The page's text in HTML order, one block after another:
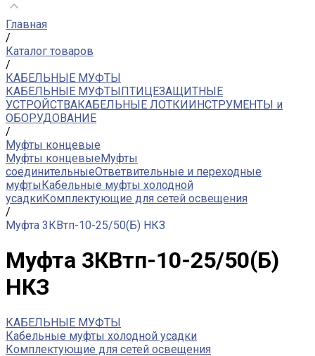
Главная
/
Каталог товаров
/
КАБЕЛЬНЫЕ МУФТЫ
КАБЕЛЬНЫЕ МУФТЫПТИЦЕЗАЩИТНЫЕ
УСТРОЙСТВАКАБЕЛЬНЫЕ ЛОТКИИНСТРУМЕНТЫ и
ОБОРУДОВАНИЕ
/
Муфты концевые
Муфты концевыеМуфты
соединительныеОтветвительные и переходные
муфтыКабельные муфты холодной
усадкиКомплектующие для сетей освещения
/
Муфта 3КВтп-10-25/50(Б) НКЗ
Муфта 3КВтп-10-25/50(Б)
НКЗ
КАБЕЛЬНЫЕ МУФТЫ
Кабельные муфты холодной усадки
Комплектующие для сетей освещения